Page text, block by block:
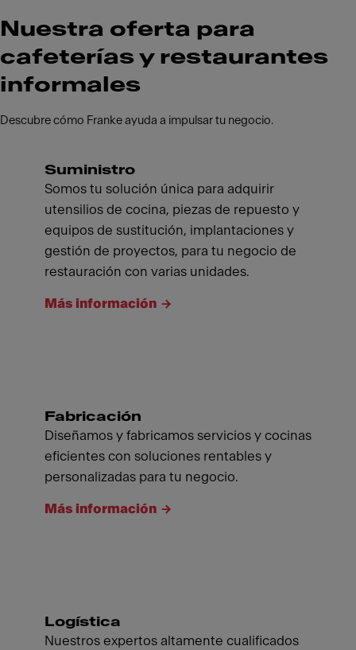
Nuestra oferta para
cafeterías y restaurantes
informales
Descubre cómo Franke ayuda a impulsar tu negocio.
Suministro
Somos tu solución única para adquirir
utensilios de cocina, piezas de repuesto y
equipos de sustitución, implantaciones y
gestión de proyectos, para tu negocio de
restauración con varias unidades.
Más información
Fabricación
Diseñamos y fabricamos servicios y cocinas
eficientes con soluciones rentables y
personalizadas para tu negocio.
Más información
Logística
Nuestros expertos altamente cualificados